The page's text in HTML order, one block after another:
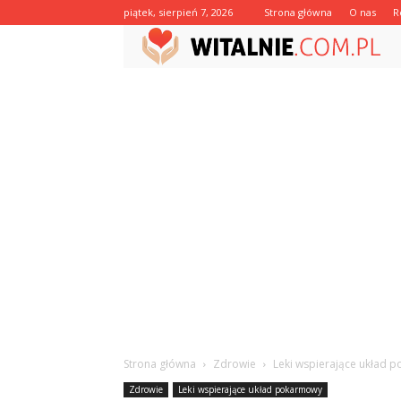
piątek, sierpień 7, 2026 Strona główna O nas
Strona główna Zdrowie Leki wspierające układ
Zdrowie Leki wspierające układ pokarmowy